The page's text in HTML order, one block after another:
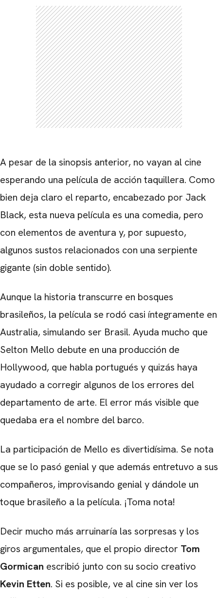
A pesar de la sinopsis anterior, no vayan al cine
esperando una película de acción taquillera. Como
bien deja claro el reparto, encabezado por Jack
Black, esta nueva película es una comedia, pero
con elementos de aventura y, por supuesto,
algunos sustos relacionados con una serpiente
gigante (sin doble sentido).
Aunque la historia transcurre en bosques
brasileños, la película se rodó casi íntegramente en
Australia, simulando ser Brasil. Ayuda mucho que
Selton Mello debute en una producción de
Hollywood, que habla portugués y quizás haya
ayudado a corregir algunos de los errores del
departamento de arte. El error más visible que
quedaba era el nombre del barco.
La participación de Mello es divertidísima. Se nota
que se lo pasó genial y que además entretuvo a sus
compañeros, improvisando genial y dándole un
toque brasileño a la película. ¡Toma nota!
Decir mucho más arruinaría las sorpresas y los
giros argumentales, que el propio director Tom
Gormican escribió junto con su socio creativo
Kevin Etten. Si es posible, ve al cine sin ver los
CARREGANDO PUBLICIDADE